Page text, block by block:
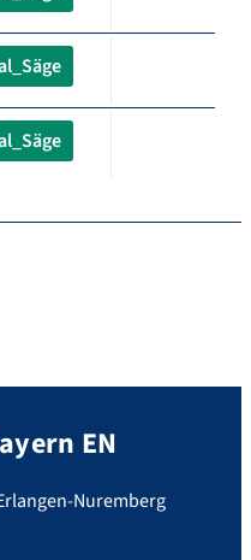
EN
Nuremberg